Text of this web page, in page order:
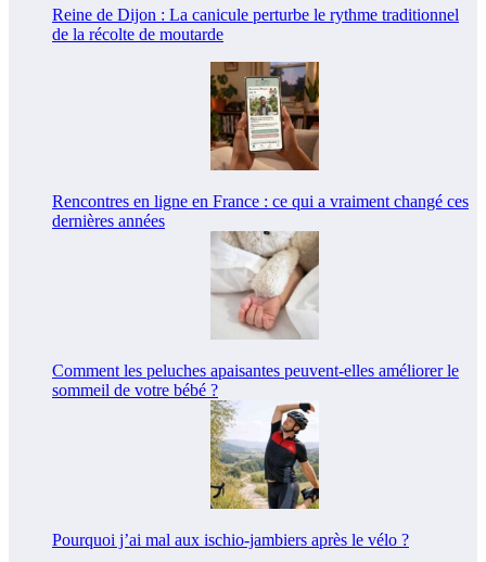
Reine de Dijon : La canicule perturbe le rythme traditionnel
de la récolte de moutarde
Rencontres en ligne en France : ce qui a vraiment changé ces
dernières années
Comment les peluches apaisantes peuvent-elles améliorer le
sommeil de votre bébé ?
Pourquoi j’ai mal aux ischio-jambiers après le vélo ?